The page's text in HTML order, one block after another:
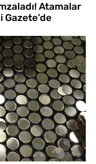
Atamalar